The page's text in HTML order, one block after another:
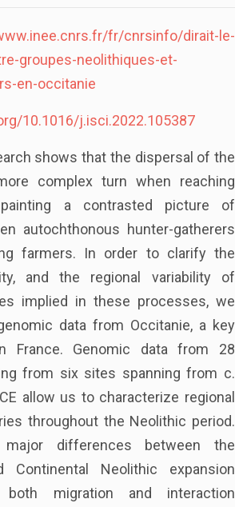
fr/cnrsinfo/dirait-le-
groupes-neolithiques-et-
en-occitanie
10.1016/j.isci.2022.105387
shows that the dispersal of the
complex turn when reaching
a contrasted picture of
autochthonous hunter-gatherers
farmers. In order to clarify the
and the regional variability of
implied in these processes, we
data from Occitanie, a key
France. Genomic data from 28
from six sites spanning from c.
allow us to characterize regional
throughout the Neolithic period.
major differences between the
Continental Neolithic expansion
both migration and interaction